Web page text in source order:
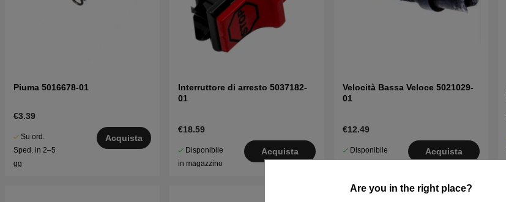
Are you in the right place?
Piuma 5016678-01
€3.39
Su ord.
Sped. in 2–5
gg
Acquista
Interruttore di arresto 5037182-
01
€18.59
Disponibile
in magazzino
Acquista
Velocità Bassa Veloce 5021029-
01
€12.49
Disponibile
Acquista